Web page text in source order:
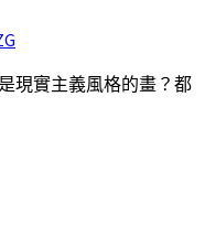
現實主義風格的畫？都